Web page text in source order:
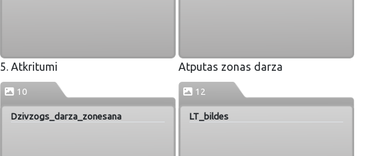
5. Atkritumi Atputas zonas darza
10
Dzivzogs_darza_zonesana
12
LT_bildes